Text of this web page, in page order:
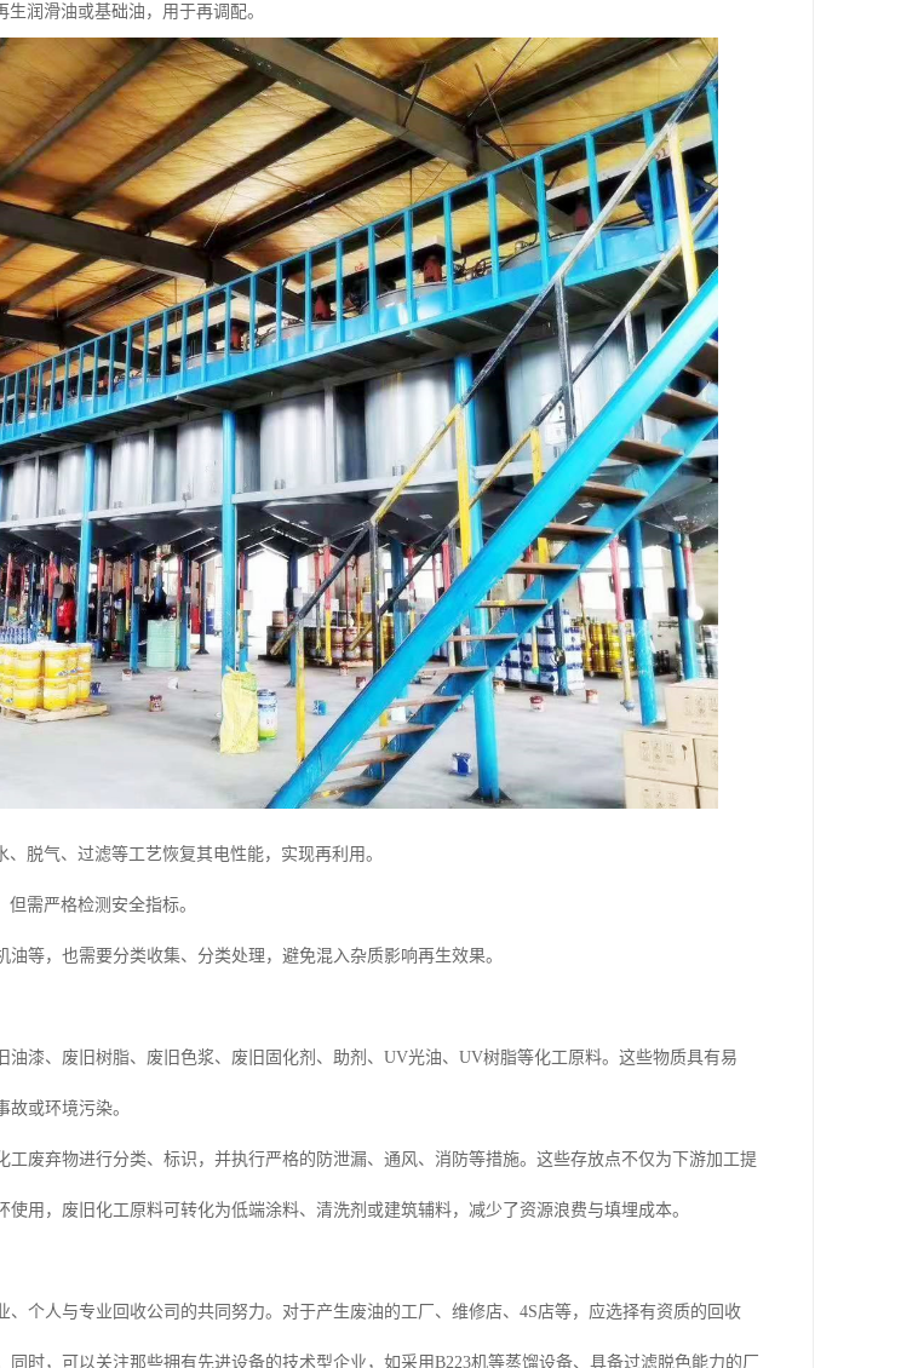
润滑油或基础油，用于再调配。
脱气、过滤等工艺恢复其电性能，实现再利用。
需严格检测安全指标。
等，也需要分类收集、分类处理，避免混入杂质影响再生效果。
油漆、废旧树脂、废旧色浆、废旧固化剂、助剂、UV光油、UV树脂等化工原料。这些物质具有易
或环境污染。
工废弃物进行分类、标识，并执行严格的防泄漏、通风、消防等措施。这些存放点不仅为下游加工提
用，废旧化工原料可转化为低端涂料、清洗剂或建筑辅料，减少了资源浪费与填埋成本。
、个人与专业回收公司的共同努力。对于产生废油的工厂、维修店、4S店等，应选择有资质的回收
时，可以关注那些拥有先进设备的技术型企业，如采用B223机等蒸馏设备、具备过滤脱色能力的厂